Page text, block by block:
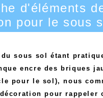
d'éléments
pour le sous
sous sol étant
encre des briques
pour le sol), nous
pour rappeler